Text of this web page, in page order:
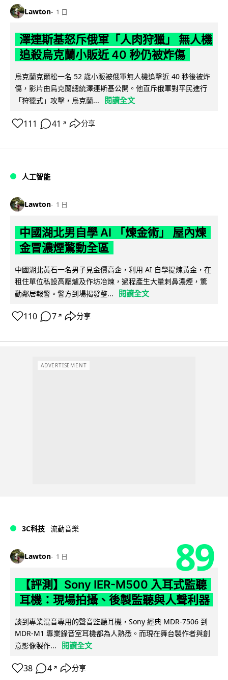
Lawton 1 日
澤連斯基怒斥俄軍「人肉狩獵」 無人機
追殺烏克蘭小販近 40 秒仍被炸傷
烏克蘭克爾松一名 52 歲小販被俄軍無人機追擊近 40 秒後被炸
傷，影片由烏克蘭總統澤連斯基公開。他直斥俄軍對平民進行
「狩獵式」攻擊，烏克蘭...
閱讀全文
111 41 ↗ 分享
人工智能
Lawton 1 日
中國湖北男自學 AI 「煉金術」 屋內煉
金冒濃煙驚動全區
中國湖北黃石一名男子見金價高企，利用 AI 自學提煉黃金，在
租住單位私設高壓爐及作坊冶煉，過程產生大量刺鼻濃煙，驚
動鄰居報警。警方到場揭發整...
閱讀全文
110 7 ↗ 分享
ADVERTISEMENT
3C科技 流動音樂
Lawton 1 日 89
【評測】Sony IER-M500 入耳式監聽
耳機：現場拍攝、後製監聽與人聲利器
談到專業混音專用的聲音監聽耳機，Sony 經典 MDR-7506 到
MDR-M1 專業錄音室耳機都為人熟悉。而現在舞台製作者與創
意影像製作...
閱讀全文
38 4 ↗ 分享